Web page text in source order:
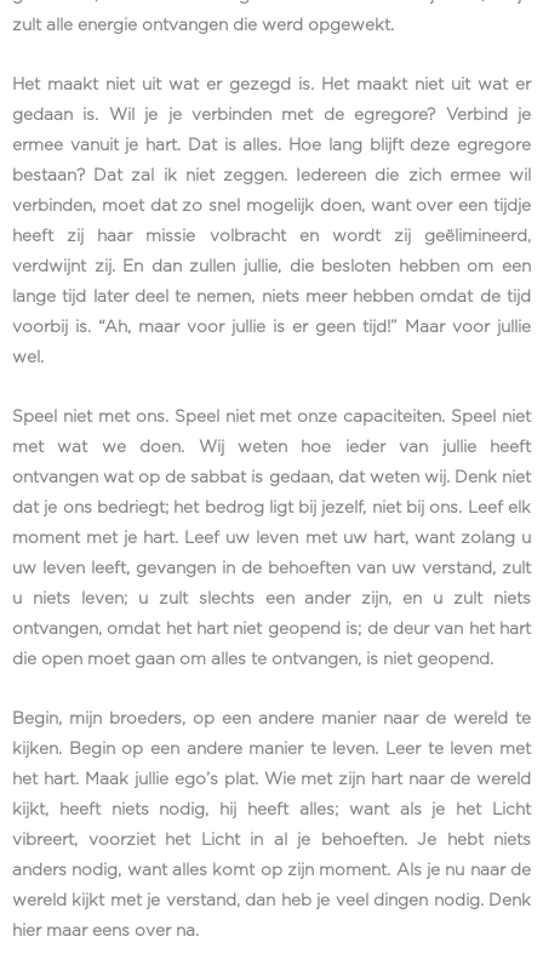
zult alle energie ontvangen die werd opgewekt.
Het maakt niet uit wat er gezegd is. Het maakt niet uit wat er
gedaan is. Wil je je verbinden met de egregore? Verbind je
ermee vanuit je hart. Dat is alles. Hoe lang blijft deze egregore
bestaan? Dat zal ik niet zeggen. Iedereen die zich ermee wil
verbinden, moet dat zo snel mogelijk doen, want over een tijdje
heeft zij haar missie volbracht en wordt zij geëlimineerd,
verdwijnt zij. En dan zullen jullie, die besloten hebben om een
lange tijd later deel te nemen, niets meer hebben omdat de tijd
voorbij is. “Ah, maar voor jullie is er geen tijd!” Maar voor jullie
wel.
Speel niet met ons. Speel niet met onze capaciteiten. Speel niet
met wat we doen. Wij weten hoe ieder van jullie heeft
ontvangen wat op de sabbat is gedaan, dat weten wij. Denk niet
dat je ons bedriegt; het bedrog ligt bij jezelf, niet bij ons. Leef elk
moment met je hart. Leef uw leven met uw hart, want zolang u
uw leven leeft, gevangen in de behoeften van uw verstand, zult
u niets leven; u zult slechts een ander zijn, en u zult niets
ontvangen, omdat het hart niet geopend is; de deur van het hart
die open moet gaan om alles te ontvangen, is niet geopend.
Begin, mijn broeders, op een andere manier naar de wereld te
kijken. Begin op een andere manier te leven. Leer te leven met
het hart. Maak jullie ego’s plat. Wie met zijn hart naar de wereld
kijkt, heeft niets nodig, hij heeft alles; want als je het Licht
vibreert, voorziet het Licht in al je behoeften. Je hebt niets
anders nodig, want alles komt op zijn moment. Als je nu naar de
wereld kijkt met je verstand, dan heb je veel dingen nodig. Denk
hier maar eens over na.